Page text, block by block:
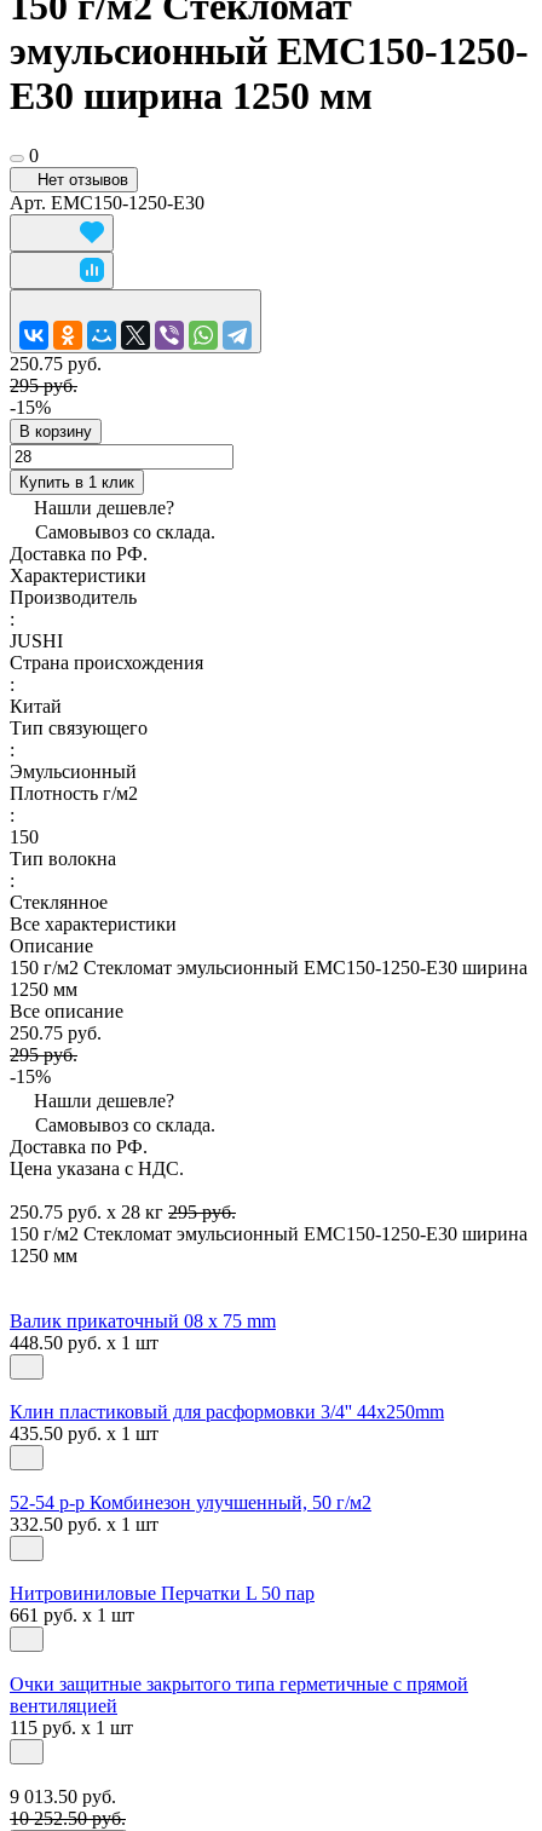
эмульсионный EMC150-1250-
E30 ширина 1250 мм
0
Нет отзывов
Арт. EMC150-1250-E30
250.75 руб.
295 руб.
-15%
В корзину
Купить в 1 клик
Нашли дешевле?
Самовывоз со склада.
Доставка по РФ.
Характеристики
Производитель
:
JUSHI
Страна происхождения
:
Китай
Тип связующего
:
Эмульсионный
Плотность г/м2
:
150
Тип волокна
:
Стеклянное
Все характеристики
Описание
150 г/м2 Стекломат эмульсионный EMC150-1250-E30 ширина
1250 мм
Все описание
250.75 руб.
295 руб.
-15%
Нашли дешевле?
Самовывоз со склада.
Доставка по РФ.
Цена указана с НДС.
250.75 руб. x 28 кг 295 руб.
150 г/м2 Стекломат эмульсионный EMC150-1250-E30 ширина
1250 мм
Валик прикаточный 08 х 75 mm
448.50 руб. x 1 шт
Клин пластиковый для расформовки 3/4'' 44х250mm
435.50 руб. x 1 шт
52-54 р-р Комбинезон улучшенный, 50 г/м2
332.50 руб. x 1 шт
Нитровиниловые Перчатки L 50 пар
661 руб. x 1 шт
Очки защитные закрытого типа герметичные с прямой
вентиляцией
115 руб. x 1 шт
9 013.50 руб.
10 252.50 руб.